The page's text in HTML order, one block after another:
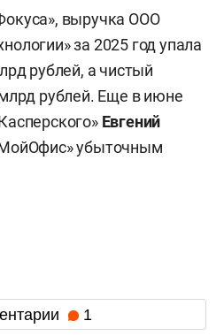
выручка ООО
за 2025 год упала
рублей, а чистый
рублей. Еще в июне
Евгений
убыточным
1